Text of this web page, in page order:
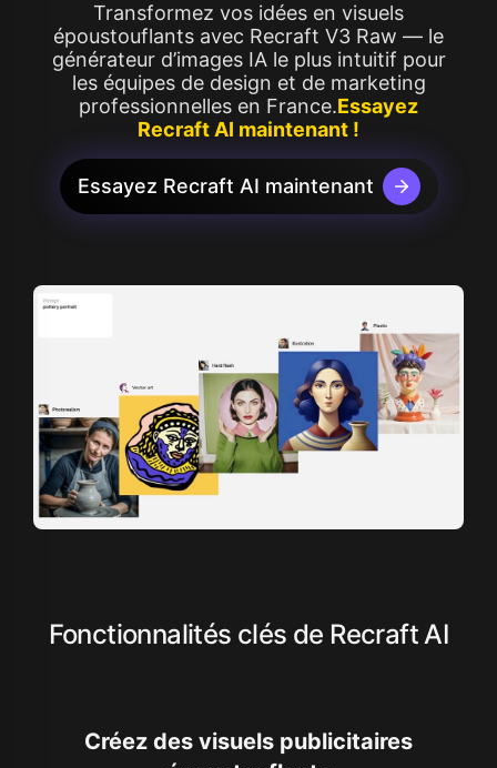
Transformez vos idées en visuels
époustouflants avec Recraft V3 Raw — le
générateur d’images IA le plus intuitif pour
les équipes de design et de marketing
professionnelles en France.Essayez
Recraft AI maintenant !
Essayez Recraft AI maintenant
Fonctionnalités clés de Recraft AI
Créez des visuels publicitaires